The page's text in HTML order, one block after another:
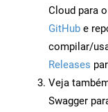
Cloud para
GitHub e
compilar/
Releases
Veja
Swagger